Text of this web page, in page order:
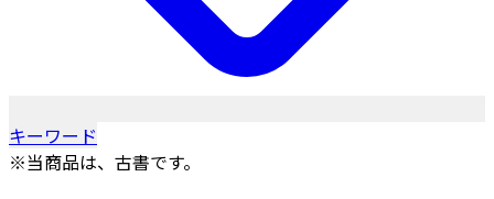
キーワード
※当商品は、古書です。